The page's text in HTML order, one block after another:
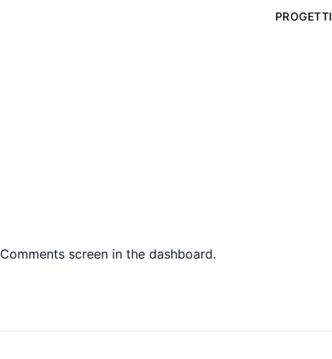
PROGETTI
screen in the dashboard.